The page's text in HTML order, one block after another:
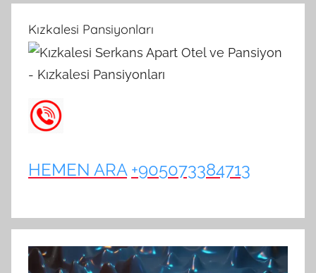
ve
Kızkalesi
Pansiyonları
Apart
OtellerKızkalesi Pansiyonları
HEMEN ARA +905073384713